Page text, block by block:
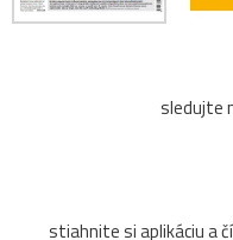
sledujte
stiahnite si aplikáciu a